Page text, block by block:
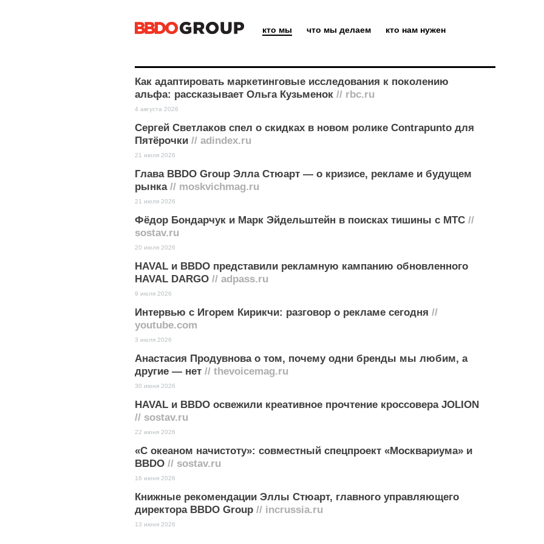
кто мы что мы делаем кто нам нужен
Как адаптировать маркетинговые исследования к поколению
альфа: рассказывает Ольга Кузьменок // rbc.ru
4 августа 2026
Сергей Светлаков спел о скидках в новом ролике Contrapunto для
Пятёрочки // adindex.ru
21 июля 2026
Глава BBDO Group Элла Стюарт — о кризисе, рекламе и будущем
рынка// moskvichmag.ru
21 июля 2026
Фёдор Бондарчук и Марк Эйдельштейн в поисках тишины с МТС //
sostav.ru
20 июля 2026
HAVAL и BBDO представили рекламную кампанию обновленного
HAVAL DARGO // adpass.ru
9 июля 2026
Интервью с Игорем Кирикчи: разговор о рекламе сегодня //
youtube.com
3 июля 2026
Анастасия Продувнова о том, почему одни бренды мы любим, а
другие — нет // thevoicemag.ru
30 июня 2026
HAVAL и BBDO освежили креативное прочтение кроссовера JOLION
// sostav.ru
22 июня 2026
«С океаном начистоту»: совместный спецпроект «Москвариума» и
BBDO // sostav.ru
16 июня 2026
Книжные рекомендации Эллы Стюарт, главного управляющего
директора BBDO Group // incrussia.ru
13 июня 2026